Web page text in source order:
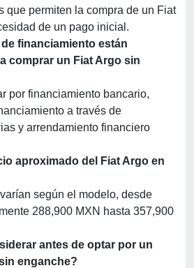
que permiten la compra de un Fiat
de un pago inicial.
financiamiento están
comprar un Fiat Argo sin
por financiamiento bancario,
a través de
y arrendamiento financiero
aproximado del Fiat Argo en
según el modelo, desde
288,900 MXN hasta 357,900
antes de optar por un
enganche?